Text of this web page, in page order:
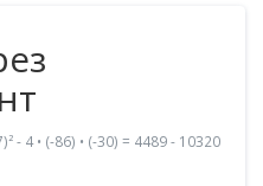
- 4 • (-86) • (-30) = 4489 - 10320